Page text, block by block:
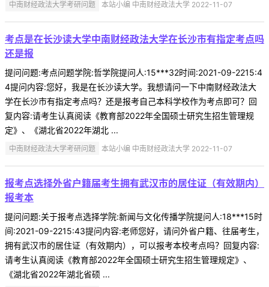
中南财经政法大学考研问题 本站小编 中南财经政法大学 2022-11-07
考点是在长沙读大学中南财经政法大学在长沙市有指定考点吗
还是报
提问问题:考点问题学院:哲学院提问人:15***32时间:2021-09-2215:4
4提问内容:您好，我是在长沙读大学。我想请问一下中南财经政法大
学在长沙市有指定考点吗？还是报考自己本科学校作为考点即可？回
复内容:请考生认真阅读《教育部2022年全国硕士研究生招生管理规
定》、《湖北省2022年湖北 ...
中南财经政法大学考研问题 本站小编 中南财经政法大学 2022-11-07
报考点选择外省户籍届考生拥有武汉市的居住证（有效期内）
报考本
提问问题:关于报考点选择学院:新闻与文化传播学院提问人:18***15时
间:2021-09-2215:43提问内容:老师您好，请问外省户籍、往届考生，
拥有武汉市的居住证（有效期内），可以报考本校考点吗？回复内容:
请考生认真阅读《教育部2022年全国硕士研究生招生管理规定》、
《湖北省2022年湖北省硕 ...